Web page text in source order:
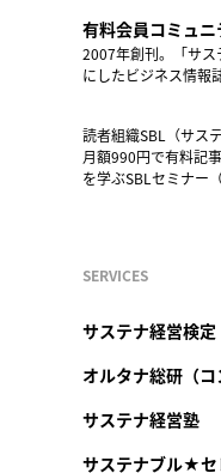
有料会員コミュニ
2007年創刊。「サス
にしたビジネス情報
読者組織SBL（サス
月額990円で有料記
を学ぶSBLセミナー
SERVICES
サステナ経営検定
オルタナ総研（コ
サステナ経営塾
サステナブル★セ